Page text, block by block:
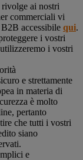
ai nostri
commerciali vi
accessibile qui.
i vostri
i vostri
e strettamente
in materia di
è molto
pertanto
che tutti i vostri
siano
e